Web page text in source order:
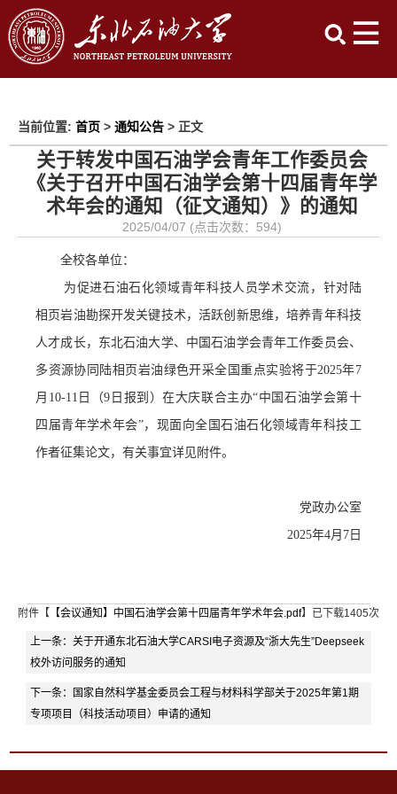
当前位置: 首页> 通知公告> 正文
关于转发中国石油学会青年工作委员会
《关于召开中国石油学会第十四届青年学
术年会的通知（征文通知）》的通知
2025/04/07 (点击次数： 594)
全校各单位：
为促进石油石化领域青年科技人员学术交流，针对陆
相页岩油勘探开发关键技术，活跃创新思维，培养青年科技
人才成长，东北石油大学、中国石油学会青年工作委员会、
多资源协同陆相页岩油绿色开采全国重点实验将于2025年7
月10-11日（9日报到）在大庆联合主办“中国石油学会第十
四届青年学术年会”，现面向全国石油石化领域青年科技工
作者征集论文，有关事宜详见附件。
党政办公室
2025年4月7日
附件【 【会议通知】中国石油学会第十四届青年学术年会.pdf】已下载1405次
上一条： 关于开通东北石油大学CARSI电子资源及“浙大先生”Deepseek
校外访问服务的通知
下一条：
国家自然科学基金委员会工程与材料科学部关于2025年第1期
专项项目（科技活动项目）申请的通知